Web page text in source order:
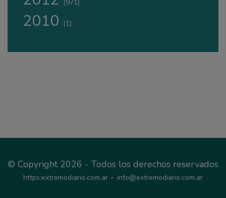
(971)
2010 (1)
© Copyright 2026 - Todos los derechos reservados
https:extremodiario.com.ar - info@extremodiario.com.ar